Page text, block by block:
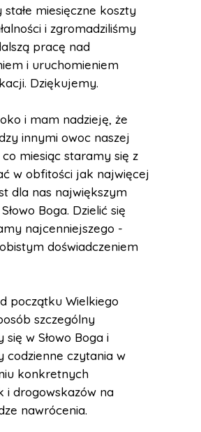
miesięczne koszty
i zgromadziliśmy
pracę nad
i uruchomieniem
Dziękujemy.
i mam nadzieję, że
innymi owoc naszej
miesiąc staramy się z
w obfitości jak najwięcej
dla nas największym
Boga. Dzielić się
najcenniejszego -
doświadczeniem
początku Wielkiego
szczególny
się w Słowo Boga i
codzienne czytania w
konkretnych
i drogowskazów na
nawrócenia.